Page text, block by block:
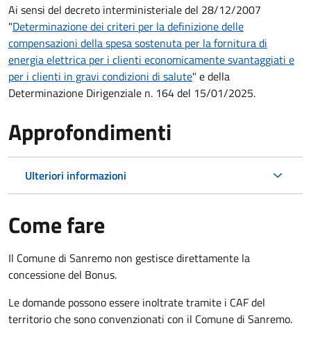
Ai sensi del decreto interministeriale del 28/12/2007
"Determinazione dei criteri per la definizione delle
compensazioni della spesa sostenuta per la fornitura di
energia elettrica per i clienti economicamente svantaggiati e
per i clienti in gravi condizioni di salute" e della
Determinazione Dirigenziale n. 164 del 15/01/2025.
Approfondimenti
Ulteriori informazioni
Come fare
Il Comune di Sanremo non gestisce direttamente la
concessione del Bonus.
Le domande possono essere inoltrate tramite i CAF del
territorio che sono convenzionati con il Comune di Sanremo.